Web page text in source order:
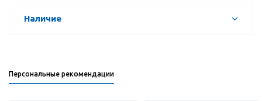
Наличие
Персональные рекомендации